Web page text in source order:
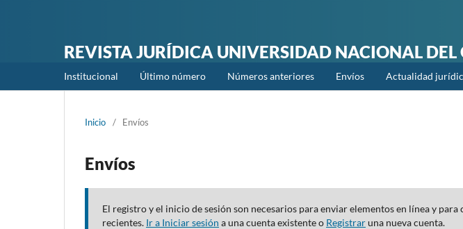
REVISTA JURÍDICA UNIVERSIDAD NACIONAL DEL
Institucional Último número Números anteriores Envíos Actualidad
Inicio / Envíos
Envíos
El registro y el inicio de sesión son necesarios para enviar elementos en línea y
recientes. Ir a Iniciar sesión a una cuenta existente o Registraruna nueva cuenta.